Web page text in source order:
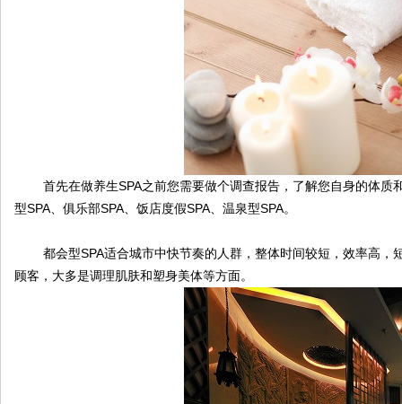
首先在做养生SPA之前您需要做个调查报告，了解您自身的体质
型SPA、俱乐部SPA、饭店度假SPA、温泉型SPA。
都会型SPA适合城市中快节奏的人群，整体时间较短，效率高，
顾客，大多是调理肌肤和塑身美体等方面。